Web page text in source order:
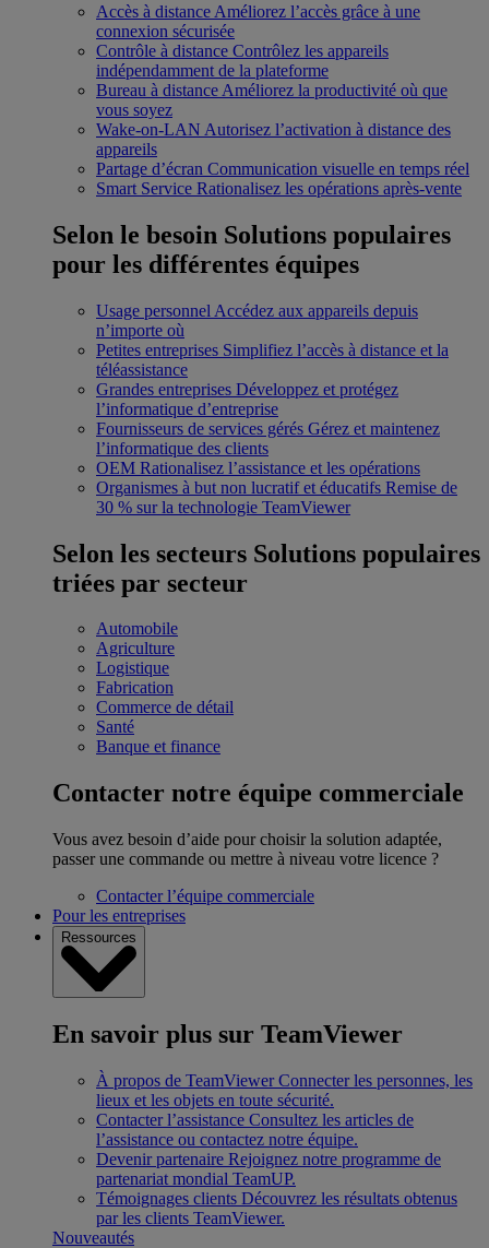
Accès à distance Améliorez l’accès grâce à une
connexion sécurisée
Contrôle à distance Contrôlez les appareils
indépendamment de la plateforme
Bureau à distance Améliorez la productivité où que
vous soyez
Wake-on-LAN Autorisez l’activation à distance des
appareils
Partage d’écran Communication visuelle en temps réel
Smart Service Rationalisez les opérations après-vente
Selon le besoin Solutions populaires
pour les différentes équipes
Usage personnel Accédez aux appareils depuis
n’importe où
Petites entreprises Simplifiez l’accès à distance et la
téléassistance
Grandes entreprises Développez et protégez
l’informatique d’entreprise
Fournisseurs de services gérés Gérez et maintenez
l’informatique des clients
OEM Rationalisez l’assistance et les opérations
Organismes à but non lucratif et éducatifs Remise de
30 % sur la technologie TeamViewer
Selon les secteurs Solutions populaires
triées par secteur
Automobile
Agriculture
Logistique
Fabrication
Commerce de détail
Santé
Banque et finance
Contacter notre équipe commerciale
Vous avez besoin d’aide pour choisir la solution adaptée,
passer une commande ou mettre à niveau votre licence ?
Contacter l’équipe commerciale
Pour les entreprises
Ressources
En savoir plus sur TeamViewer
À propos de TeamViewer Connecter les personnes, les
lieux et les objets en toute sécurité.
Contacter l’assistance Consultez les articles de
l’assistance ou contactez notre équipe.
Devenir partenaire Rejoignez notre programme de
partenariat mondial TeamUP.
Témoignages clients Découvrez les résultats obtenus
par les clients TeamViewer.
Nouveautés